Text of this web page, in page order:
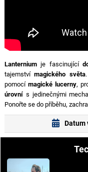
Lanterniumje fascinující
tajemstvímagického světa
pomocí magické lucerny,
úrovnís jedinečnými
Ponořte se do příběhu,
Datum